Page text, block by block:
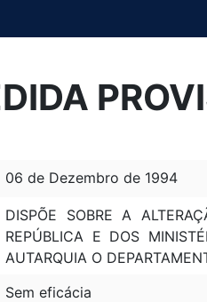
06 de Dezembro de 1994
DISPÕE SOBRE A
REPÚBLICA E DOS
AUTARQUIA O
Sem eficácia